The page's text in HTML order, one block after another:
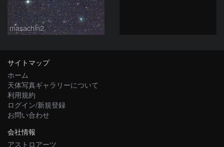
masachin2
サイトマップ
ホーム
天体写真ギャラリーについて
利用規約
ログイン/新規登録
お問い合わせ
会社情報
アストロアーツ